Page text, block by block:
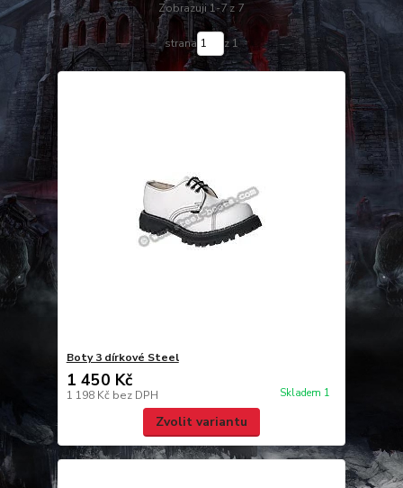
Zobrazuji 1-7 z 7
strana z 1
Boty 3 dírkové Steel
1 450 Kč
1 198 Kč bez DPH Skladem 1
Zvolit variantu